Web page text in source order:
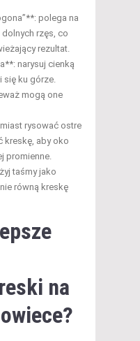
polega na
dolnych rzęs, co
rezultat.
narysuj cienką
się ku górze.
mogą one
rysować ostre
kreskę, aby oko
promienne.
taśmy jako
równą kreskę
na